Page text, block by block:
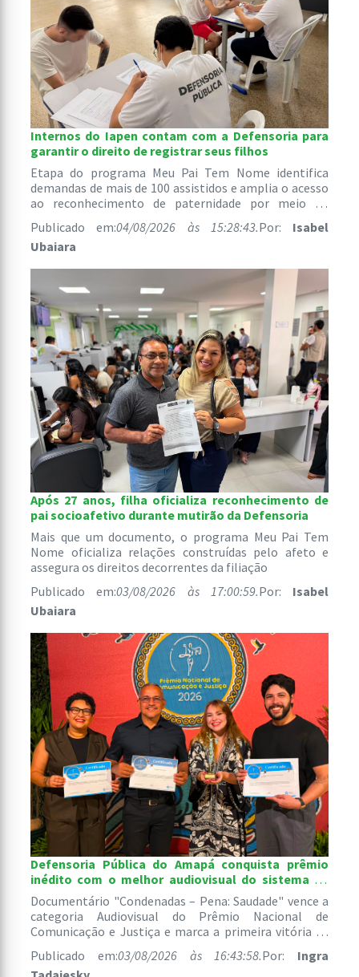
Internos do Iapen contam com a Defensoria para
garantir o direito de registrar seus filhos
Etapa do programa Meu Pai Tem Nome identifica
demandas de mais de 100 assistidos e amplia o acesso
ao reconhecimento de paternidade por meio do
atendimento jurídico gratuito.
Publicado em:04/08/2026 às 15:28:43.Por: Isabel
Ubaiara
Após 27 anos, filha oficializa reconhecimento de
pai socioafetivo durante mutirão da Defensoria
Mais que um documento, o programa Meu Pai Tem
Nome oficializa relações construídas pelo afeto e
assegura os direitos decorrentes da filiação
Publicado em:03/08/2026 às 17:00:59.Por: Isabel
Ubaiara
Defensoria Pública do Amapá conquista prêmio
inédito com o melhor audiovisual do sistema de
justiça brasileiro
Documentário "Condenadas – Pena: Saudade" vence a
categoria Audiovisual do Prêmio Nacional de
Comunicação e Justiça e marca a primeira vitória de
uma instituição amapaense na história da premiação.
Publicado em:03/08/2026 às 16:43:58.Por: Ingra